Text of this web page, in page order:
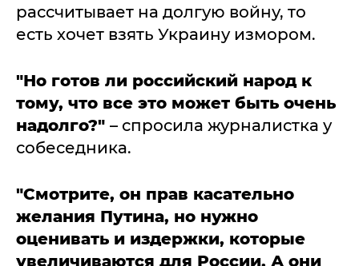
рассчитывает на долгую войну, то
есть хочет взять Украину измором.
"Но готов ли российский народ к
тому, что все это может быть очень
надолго?" – спросила журналистка у
собеседника.
"Смотрите, он прав касательно
желания Путина, но нужно
оценивать и издержки, которые
увеличиваются для России. А они